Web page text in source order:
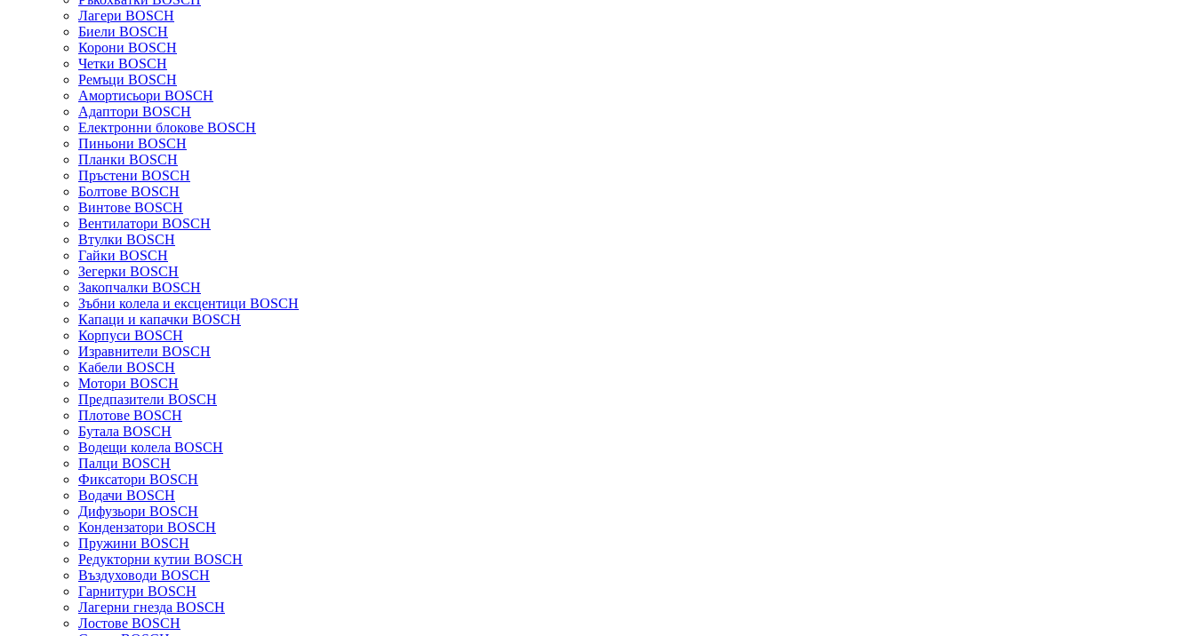
Лагери BOSCH
Биели BOSCH
Корони BOSCH
Четки BOSCH
Ремъци BOSCH
Амортисьори BOSCH
Адаптори BOSCH
Електронни блокове BOSCH
Пиньони BOSCH
Планки BOSCH
Пръстени BOSCH
Болтове BOSCH
Винтове BOSCH
Вентилатори BOSCH
Втулки BOSCH
Гайки BOSCH
Зегерки BOSCH
Закопчалки BOSCH
Зъбни колела и ексцентици BOSCH
Капаци и капачки BOSCH
Корпуси BOSCH
Изравнители BOSCH
Кабели BOSCH
Мотори BOSCH
Предпазители BOSCH
Плотове BOSCH
Бутала BOSCH
Водещи колела BOSCH
Палци BOSCH
Фиксатори BOSCH
Водачи BOSCH
Дифузьори BOSCH
Кондензатори BOSCH
Пружини BOSCH
Редукторни кутии BOSCH
Въздуховоди BOSCH
Гарнитури BOSCH
Лагерни гнезда BOSCH
Лостове BOSCH